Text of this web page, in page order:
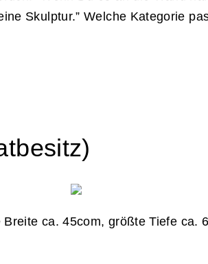
Skulptur.” Welche Kategorie
ca. 45com, größte Tiefe ca.